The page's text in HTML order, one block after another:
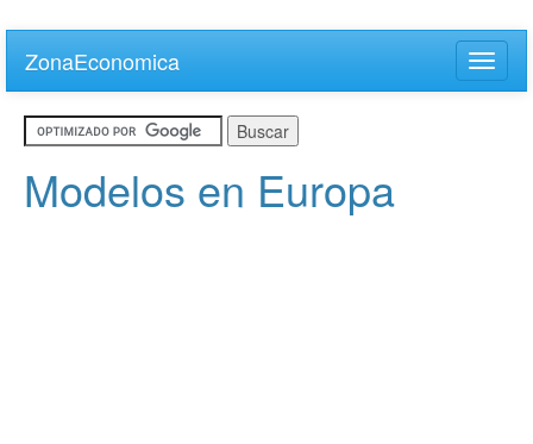
main
content
ZonaEconomica
Toggle
Modelos en Europa